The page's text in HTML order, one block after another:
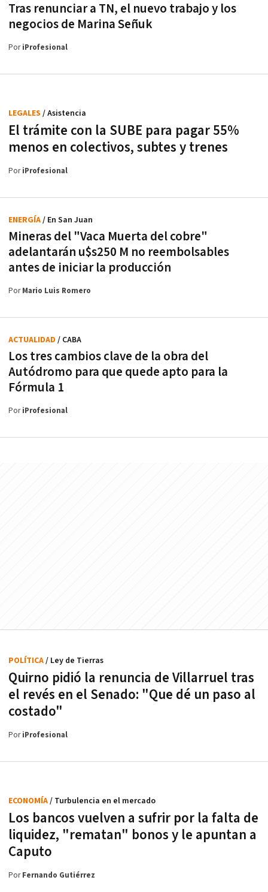
Tras renunciar a TN, el nuevo trabajo y los
negocios de Marina Señuk
PoriProfesional
El trámite con la SUBE para pagar 55%
menos en colectivos, subtes y trenes
LEGALES / Asistencia
PoriProfesional
Mineras del "Vaca Muerta del cobre"
adelantarán u$s250 M no reembolsables
antes de iniciar la producción
ENERGÍA/ En San Juan
PorMario Luis Romero
Los tres cambios clave de la obra del
Autódromo para que quede apto para la
Fórmula 1
ACTUALIDAD / CABA
PoriProfesional
Quirno pidió la renuncia de Villarruel tras
el revés en el Senado: "Que dé un paso al
costado"
POLÍTICA/ Ley de Tierras
PoriProfesional
Los bancos vuelven a sufrir por la falta de
liquidez, "rematan" bonos y le apuntan a
Caputo
ECONOMÍA/ Turbulencia en el mercado
PorFernando Gutiérrez